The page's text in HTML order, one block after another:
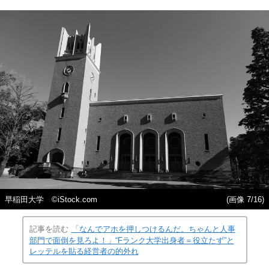
早稲田大学 ©️iStock.com (画像 7/16)
記事を読む
「なんでアホを押しつけるんだ。ちゃんと人事
部門で面倒を見ろよ！」“Fランク大学出身者＝役立たず”と
レッテルを貼る経営者の的外れ